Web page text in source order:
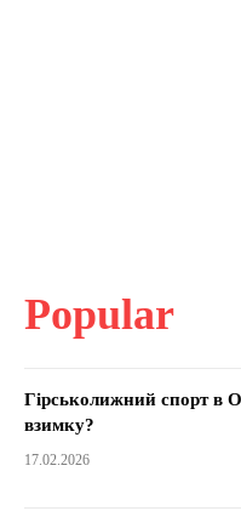
Popular
Гірськолижний спорт в
взимку?
17.02.2026